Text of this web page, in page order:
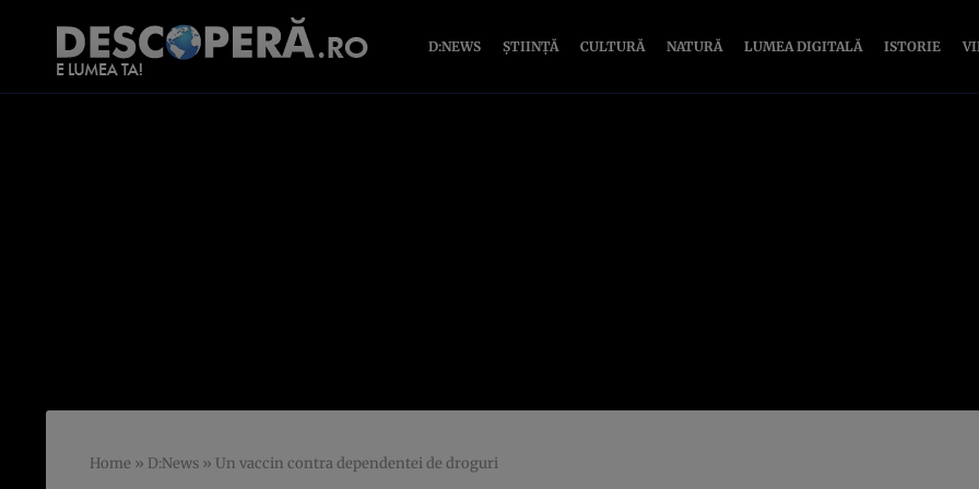
D:NEWS ȘTIINȚĂ CULTURĂ NATURĂ LUMEA DIGITALĂ ISTORIE
Home » D:News » Un vaccin contra dependentei de droguri